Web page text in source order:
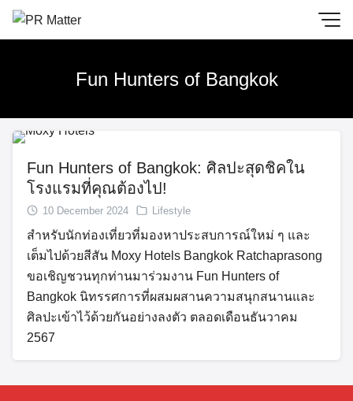
Skip
Fun Hunters of Bangkok
Fun Hunters of Bangkok: ศิลปะสุดชิคใน
โรงแรมที่คุณต้องไป!
10 December 2024 Lifestyle
สำหรับนักท่องเที่ยวที่มองหาประสบการณ์ใหม่ ๆ และ
เต็มไปด้วยสีสัน Moxy Hotels Bangkok Ratchaprasong
ขอเชิญชวนทุกท่านมาร่วมงาน Fun Hunters of
Bangkok นิทรรศการที่ผสมผสานความสนุกสนานและ
ศิลปะเข้าไว้ด้วยกันอย่างลงตัว ตลอดเดือนธันวาคม
2567